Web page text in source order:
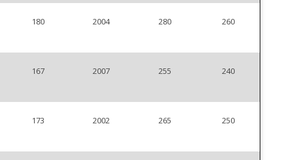
180 2004 280 260
167 2007 255 240
173 2002 265 250